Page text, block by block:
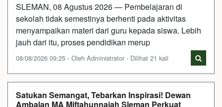
SLEMAN, 08 Agustus 2026 — Pembelajaran di
sekolah tidak semestinya berhenti pada aktivitas
menyampaikan materi dari guru kepada siswa. Lebih
jauh dari itu, proses pendidikan merup
08/08/2026 09:25 - Oleh Administrator - Dilihat 21 kali
Satukan Semangat, Tebarkan Inspirasi! Dewan
Ambalan MA Miftahunnajah Sleman Perkuat